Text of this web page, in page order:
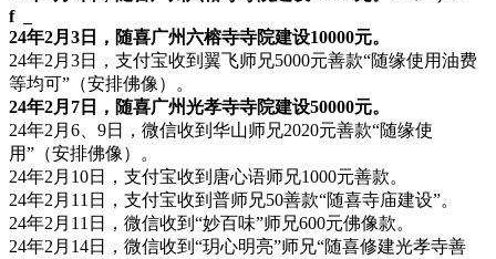
f _
24年2月3日，随喜广州六榕寺寺院建设10000元。
24年2月3日，支付宝收到翼飞师兄5000元善款“随缘使用油费
等均可”（安排佛像）。
24年2月7日，随喜广州光孝寺寺院建设50000元。
24年2月6、9日，微信收到华山师兄2020元善款“随缘使
用”（安排佛像）。
24年2月10日，支付宝收到唐心语师兄1000元善款。
24年2月11日，支付宝收到普师兄50善款“随喜寺庙建设”。
24年2月11日，微信收到“妙百味”师兄600元佛像款。
24年2月14日，微信收到“玥心明亮”师兄“随喜修建光孝寺善